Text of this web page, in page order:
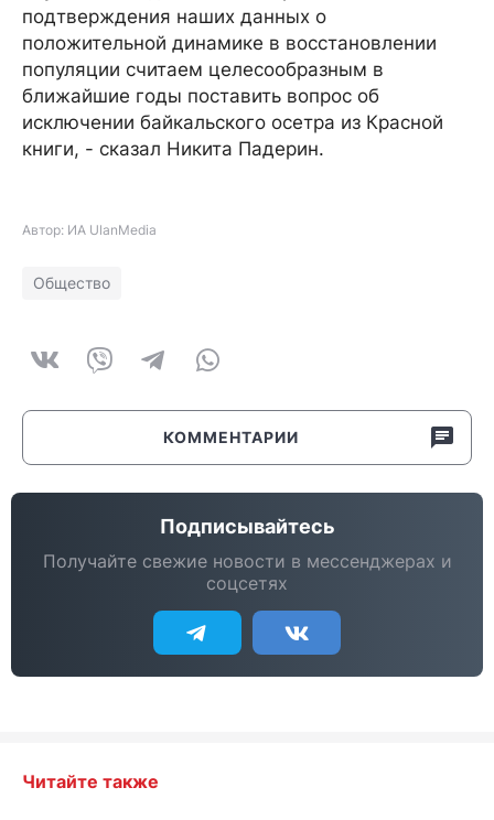
подтверждения наших данных о
положительной динамике в восстановлении
популяции считаем целесообразным в
ближайшие годы поставить вопрос об
исключении байкальского осетра из Красной
книги, - сказал Никита Падерин.
Автор: ИА UlanMedia
Общество
КОММЕНТАРИИ
Подписывайтесь
Получайте свежие новости в мессенджерах и
соцсетях
Читайте также